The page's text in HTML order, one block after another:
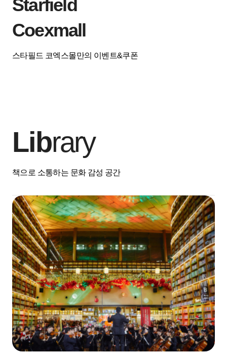
Starfield
Coexmall
스타필드 코엑스몰만의 이벤트&쿠폰
Library
책으로 소통하는 문화 감성 공간